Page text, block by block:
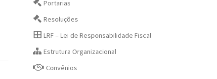
Portarias
Resoluções
LRF – Lei de Responsabilidade Fiscal
Estrutura Organizacional
Convênios